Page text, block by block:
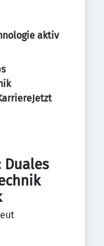
aktiv
Duales